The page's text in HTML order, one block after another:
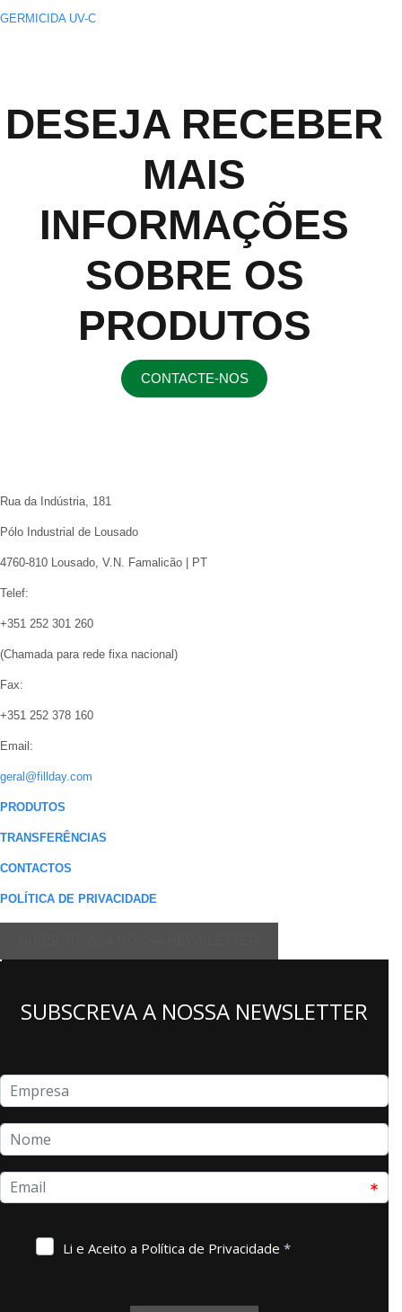
GERMICIDA UV-C
DESEJA RECEBER
MAIS
INFORMAÇÕES
SOBRE OS
PRODUTOS
CONTACTE-NOS
Rua da Indústria, 181
Pólo Industrial de Lousado
4760-810 Lousado, V.N. Famalicão | PT
Telef:
+351 252 301 260
(Chamada para rede fixa nacional)
Fax:
+351 252 378 160
Email:
geral@fillday.com
PRODUTOS
TRANSFERÊNCIAS
CONTACTOS
POLÍTICA DE PRIVACIDADE